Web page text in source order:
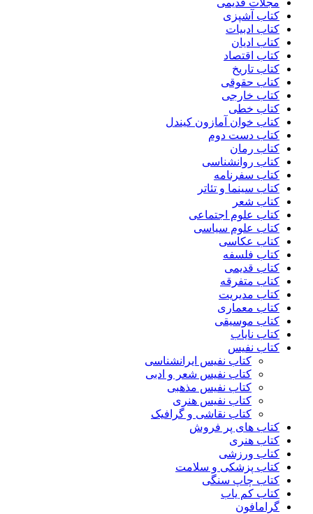
مجلات قدیمی
کتاب آشپزی
کتاب ادبیات
کتاب ادیان
کتاب اقتصاد
کتاب تاریخ
کتاب حقوقی
کتاب خارجی
کتاب خطی
کتاب خوان آمازون کیندل
کتاب دست دوم
کتاب رمان
کتاب روانشناسی
کتاب سفرنامه
کتاب سینما و تئاتر
کتاب شعر
کتاب علوم اجتماعی
کتاب علوم سیاسی
کتاب عکاسی
کتاب فلسفه
کتاب قدیمی
کتاب متفرقه
کتاب مدیریت
کتاب معماری
کتاب موسیقی
کتاب نایاب
کتاب نفیس
کتاب نفیس ایرانشناسی
کتاب نفیس شعر و ادبی
کتاب نفیس مذهبی
کتاب نفیس هنری
کتاب نقاشی و گرافیک
کتاب های پر فروش
کتاب هنری
کتاب ورزشی
کتاب پزشکی و سلامت
کتاب چاپ سنگی
کتاب کم یاب
گرامافون